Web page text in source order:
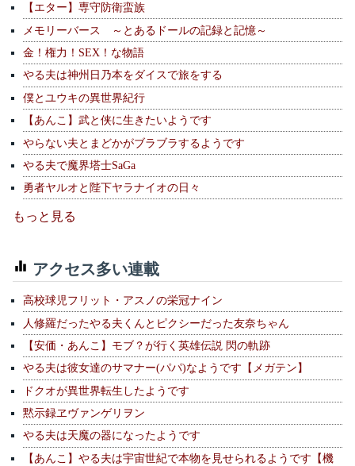
【エター】専守防衛蛮族
メモリーバース ～とあるドールの記録と記憶～
金！権力！SEX！な物語
やる夫は神州日乃本をダイスで旅をする
僕とユウキの異世界紀行
【あんこ】武と侠に生きたいようです
やらない夫とまどかがブラブラするようです
やる夫で魔界塔士SaGa
勇者ヤルオと陛下ヤラナイオの日々
もっと見る
アクセス多い連載
高校球児フリット・アスノの栄冠ナイン
人修羅だったやる夫くんとピクシーだった友奈ちゃん
【安価・あんこ】モブ？が行く英雄伝説 閃の軌跡
やる夫は彼女達のサマナー(パパ)なようです【メガテン】
ドクオが異世界転生したようです
黙示録ヱヴァンゲリヲン
やる夫は天魔の器になったようです
【あんこ】やる夫は宇宙世紀で本物を見せられるようです【機